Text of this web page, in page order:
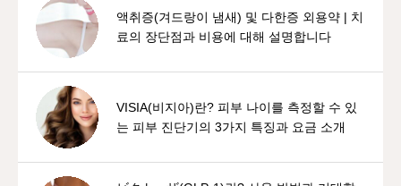
액취증(겨드랑이 냄새) 및 다한증 외용약 | 치
료의 장단점과 비용에 대해 설명합니다
VISIA(비지아)란? 피부 나이를 측정할 수 있
는 피부 진단기의 3가지 특징과 요금 소개